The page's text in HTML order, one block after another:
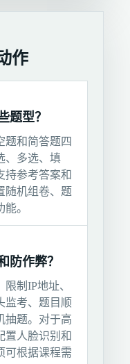
作
题型？
题和简答题四
、多选、填
持参考答案和
随机组卷、题
。
防作弊？
制IP地址、
监考、题目顺
抽题。对于高
置人脸识别和
可根据课程需